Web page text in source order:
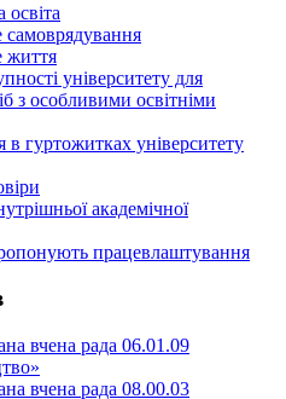
освіта
самоврядування
життя
університету для
з особливими освітніми
гуртожитках університету
академічної
працевлаштування
вчена рада 06.01.09
вчена рада 08.00.03